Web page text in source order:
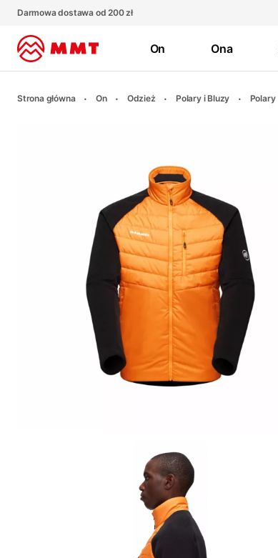
Darmowa dostawa od 200 zł
On Ona
Strona główna On Odzież Polary i Bluzy Polary